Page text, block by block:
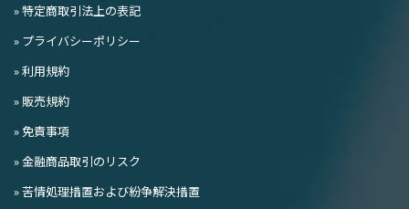
» 特定商取引法上の表記
» プライバシーポリシー
» 利用規約
» 販売規約
» 免責事項
» 金融商品取引のリスク
» 苦情処理措置および紛争解決措置